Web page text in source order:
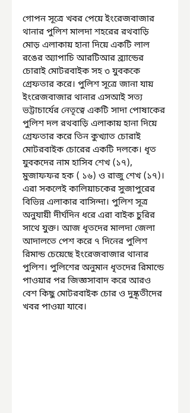
গোপন সূত্রে খবর পেয়ে ইংরেজবাজার
থানার পুলিশ মালদা শহরের রথবাড়ি
মোড় এলাকায় হানা দিয়ে একটি লাল
রঙের অ্যাপাচি আরটিআর ব্র্যান্ডের
চোরাই মোটরবাইক সহ ৩ যুবককে
গ্রেফতার করে। পুলিশ সূত্রে জানা যায়
ইংরেজবাজার থানার এসআই সত্য
ভট্টাচার্যের নেতৃত্বে একটি সাদা পোষাকের
পুলিশ দল রথবাড়ি এলাকায় হানা দিয়ে
গ্রেফতার করে তিন কুখ্যাত চোরাই
মোটরবাইক চোরের একটি দলকে। ধৃত
যুবকদের নাম হাসিব শেখ (১৭),
মুজাফফর হক ( ১৬) ও রাজু শেখ (১৭)।
এরা সকলেই কালিয়াচকের সুজাপুরের
বিভিন্ন এলাকার বাসিন্দা। পুলিশ সূত্র
অনুযায়ী দীর্ঘদিন ধরে এরা বাইক চুরির
সাথে যুক্ত। আজ ধৃতদের মালদা জেলা
আদালতে পেশ করে ৭ দিনের পুলিশ
রিমান্ড চেয়েছে ইংরেজবাজার থানার
পুলিশ। পুলিশের অনুমান ধৃতদের রিমান্ডে
পাওয়ার পর জিজ্ঞসাবাদ করে আরও
বেশ কিছু মোটরবাইক চোর ও দুষ্কৃতীদের
খবর পাওয়া যাবে।